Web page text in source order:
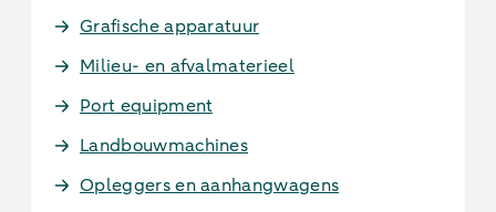
Grafische apparatuur
Milieu- en afvalmaterieel
Port equipment
Landbouwmachines
Opleggers en aanhangwagens